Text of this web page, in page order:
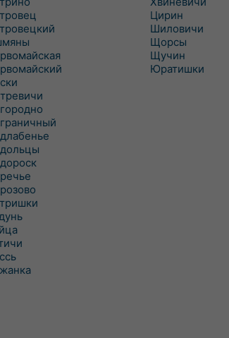
Цирин
Шиловичи
Щорсы
Щучин
Юратишки